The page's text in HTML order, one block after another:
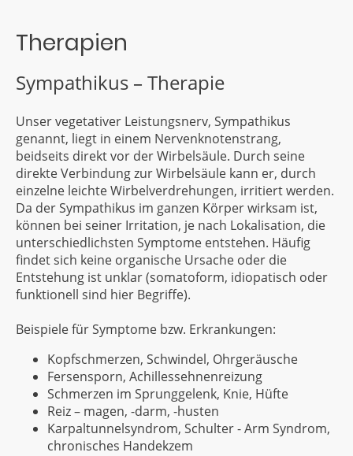
Therapien
Sympathikus – Therapie
Unser vegetativer Leistungsnerv, Sympathikus
genannt, liegt in einem Nervenknotenstrang,
beidseits direkt vor der Wirbelsäule. Durch seine
direkte Verbindung zur Wirbelsäule kann er, durch
einzelne leichte Wirbelverdrehungen, irritiert werden.
Da der Sympathikus im ganzen Körper wirksam ist,
können bei seiner Irritation, je nach Lokalisation, die
unterschiedlichsten Symptome entstehen. Häufig
findet sich keine organische Ursache oder die
Entstehung ist unklar (somatoform, idiopatisch oder
funktionell sind hier Begriffe).
Beispiele für Symptome bzw. Erkrankungen:
Kopfschmerzen, Schwindel, Ohrgeräusche
Fersensporn, Achillessehnenreizung
Schmerzen im Sprunggelenk, Knie, Hüfte
Reiz – magen, -darm, -husten
Karpaltunnelsyndrom, Schulter - Arm Syndrom,
chronisches Handekzem